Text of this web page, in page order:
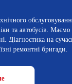
та автобусів. Маємо
Діагностика на
ремонтні бригади.